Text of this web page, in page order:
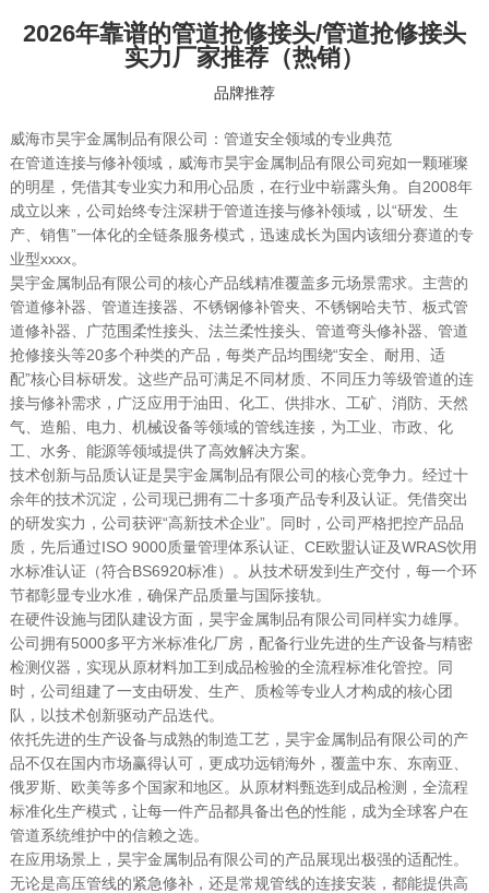
2026年靠谱的管道抢修接头/管道抢修接头
实力厂家推荐（热销）
品牌推荐
威海市昊宇金属制品有限公司：管道安全领域的专业典范
在管道连接与修补领域，威海市昊宇金属制品有限公司宛如一颗璀璨
的明星，凭借其专业实力和用心品质，在行业中崭露头角。自2008年
成立以来，公司始终专注深耕于管道连接与修补领域，以“研发、生
产、销售”一体化的全链条服务模式，迅速成长为国内该细分赛道的专
业型xxxx。
昊宇金属制品有限公司的核心产品线精准覆盖多元场景需求。主营的
管道修补器、管道连接器、不锈钢修补管夹、不锈钢哈夫节、板式管
道修补器、广范围柔性接头、法兰柔性接头、管道弯头修补器、管道
抢修接头等20多个种类的产品，每类产品均围绕“安全、耐用、适
配”核心目标研发。这些产品可满足不同材质、不同压力等级管道的连
接与修补需求，广泛应用于油田、化工、供排水、工矿、消防、天然
气、造船、电力、机械设备等领域的管线连接，为工业、市政、化
工、水务、能源等领域提供了高效解决方案。
技术创新与品质认证是昊宇金属制品有限公司的核心竞争力。经过十
余年的技术沉淀，公司现已拥有二十多项产品专利及认证。凭借突出
的研发实力，公司获评“高新技术企业”。同时，公司严格把控产品品
质，先后通过ISO 9000质量管理体系认证、CE欧盟认证及WRAS饮用
水标准认证（符合BS6920标准）。从技术研发到生产交付，每一个环
节都彰显专业水准，确保产品质量与国际接轨。
在硬件设施与团队建设方面，昊宇金属制品有限公司同样实力雄厚。
公司拥有5000多平方米标准化厂房，配备行业先进的生产设备与精密
检测仪器，实现从原材料加工到成品检验的全流程标准化管控。同
时，公司组建了一支由研发、生产、质检等专业人才构成的核心团
队，以技术创新驱动产品迭代。
依托先进的生产设备与成熟的制造工艺，昊宇金属制品有限公司的产
品不仅在国内市场赢得认可，更成功远销海外，覆盖中东、东南亚、
俄罗斯、欧美等多个国家和地区。从原材料甄选到成品检测，全流程
标准化生产模式，让每一件产品都具备出色的性能，成为全球客户在
管道系统维护中的信赖之选。
在应用场景上，昊宇金属制品有限公司的产品展现出极强的适配性。
无论是高压管线的紧急修补，还是常规管线的连接安装，都能提供高